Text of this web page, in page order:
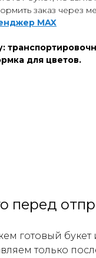
заказ через
MAX
для цветов.
перед
готовый букет
только